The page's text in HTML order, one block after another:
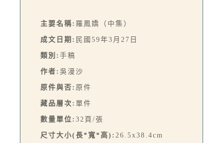
主要名稱: 羅鳳嬌（中集）
成文日期: 民國59年3月27日
類別: 手稿
作者: 吳漫沙
原件與否: 原件
藏品層次: 單件
數量單位: 32頁/張
尺寸大小(長*寬*高): 26.5x38.4cm